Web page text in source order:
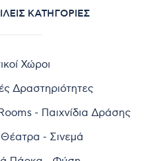
ΚΑΤΗΓΟΡΊΕΣ
Χώροι
Δραστηριότητες
- Παιχνίδια Δράσης
Θέατρα - Σινεμά